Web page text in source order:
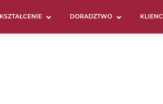
KSZTAŁCENIE DORADZTWO KLIENCI